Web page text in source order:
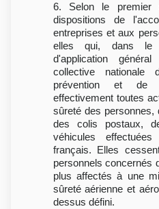
6. Selon le
dispositions de
entreprises et aux
elles qui, dans le
d'application
collective nationale
prévention et de
effectivement toutes
sûreté des personnes,
des colis postaux,
véhicules
français. Elles
personnels concernés
plus affectés à une
sûreté aérienne et
dessus défini.